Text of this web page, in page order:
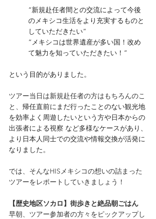
”新規赴任者間との交流によって今後
のメキシコ生活をより充実するものと
していただきたい”
”メキシコは世界遺産が多い国！改め
て魅力を知っていただきたい！”
という目的がありました。
ツアー当日は新規赴任者の方はもちろんのこ
と、 帰任直前にまだ行ったことのない観光地
を効率よく周遊したいという方や日本からの
出張者による視察 など多様なケースがあり、
より日本人同士での交流や情報交換が活発に
なりました。
では、そんなHISメキシコの想いの詰まった
ツアーをレポートしていきましょう！
【歴史地区ソカロ】街歩きと絶品朝ごはん
早朝、ツアー参加者の方々をピックアップし